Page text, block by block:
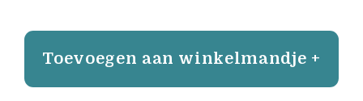
Toevoegen aan winkelmandje +